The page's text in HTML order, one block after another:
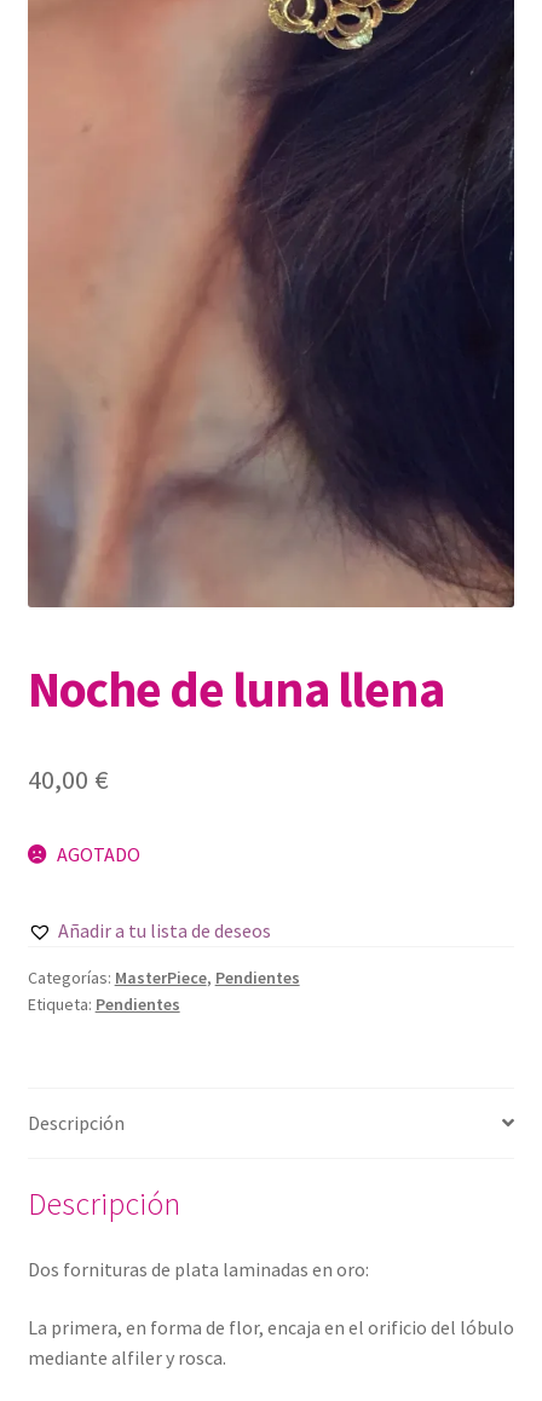
Noche de luna llena
40,00 €
AGOTADO
Añadir a tu lista de deseos
Categorías: MasterPiece, Pendientes
Etiqueta: Pendientes
Descripción
Descripción
Dos fornituras de plata laminadas en oro:
La primera, en forma de flor, encaja en el orificio del lóbulo
mediante alfiler y rosca.